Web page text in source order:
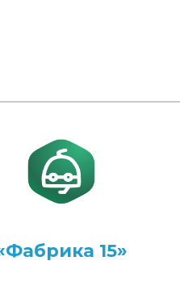
15»